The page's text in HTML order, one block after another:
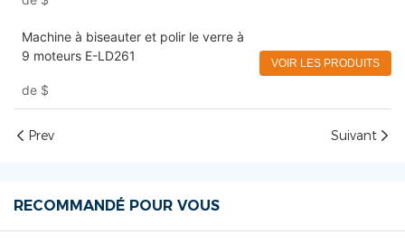
Machine à biseauter et polir le verre à
9 moteurs E-LD261
de $
VOIR LES PRODUITS
Prev Suivant
RECOMMANDÉ POUR VOUS